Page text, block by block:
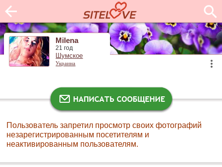
Milena
21 год
Шумское
Украина
Пользователь запретил просмотр своих фотографий
незарегистрированным посетителям и
неактивированным пользователям.